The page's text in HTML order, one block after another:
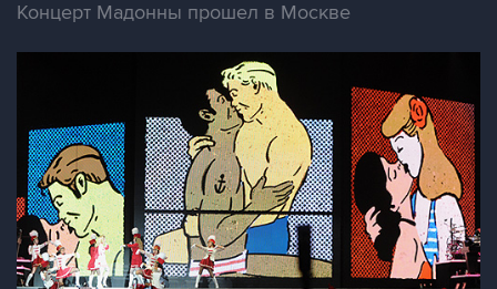
Концерт Мадонны прошел в Москве